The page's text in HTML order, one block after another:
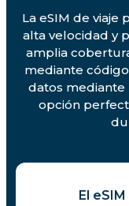
La eSIM de viaje
alta velocidad y
amplia
mediante
datos mediante
opción
El